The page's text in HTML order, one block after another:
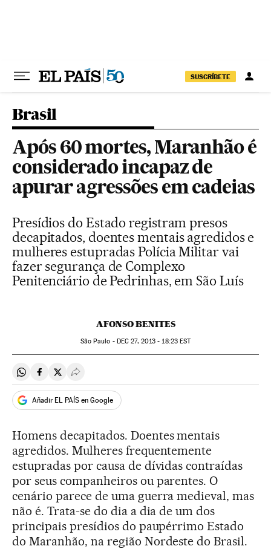
SUSCRÍBETE
Brasil
Após 60 mortes, Maranhão é
considerado incapaz de
apurar agressões em cadeias
Presídios do Estado registram presos
decapitados, doentes mentais agredidos e
mulheres estupradas Polícia Militar vai
fazer segurança de Complexo
Penitenciário de Pedrinhas, em São Luís
AFONSO BENITES
São Paulo - DEC 27, 2013 - 18:23EST
Compartir en Whatsapp
Compartir en Facebook
Compartir en Twitter
Desplegar Redes Sociales
Añadir EL PAÍS en Google
Homens decapitados. Doentes mentais
agredidos. Mulheres frequentemente
estupradas por causa de dívidas contraídas
por seus companheiros ou parentes. O
cenário parece de uma guerra medieval, mas
não é. Trata-se do dia a dia de um dos
principais presídios do paupérrimo Estado
do Maranhão, na região Nordeste do Brasil.